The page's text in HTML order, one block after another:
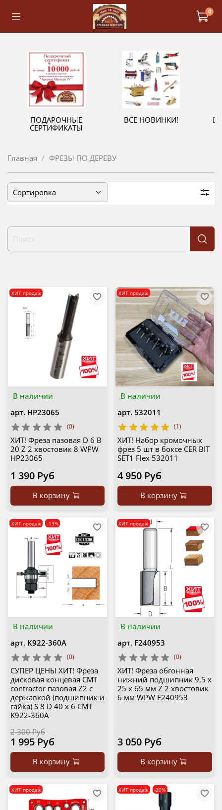
0
ПОДАРОЧНЫЕ
СЕРТИФИКАТЫ
ВСЕ НОВИНКИ!
Главная ФРЕЗЫ ПО ДЕРЕВУ
В наличии
ХИТ продаж
арт. HP23065
(0)
ХИТ! Фреза пазовая D 6 B
20 Z 2 хвостовик 8 WPW
HP23065
1 390 Руб
В корзину
В наличии
ХИТ продаж
арт. 532011
(1)
ХИТ! Набор кромочных
фрез 5 шт в боксе CER BIT
SET1 Flex 532011
4 950 Руб
В корзину
В наличии
ХИТ продаж -13%
арт. K922-360A
(0)
СУПЕР ЦЕНЫ ХИТ! Фреза
дисковая концевая CMT
contractor пазовая Z2 с
державкой (подшипник и
гайка) S 8 D 40 x 6 CMT
K922-360A
2 300 Руб
1 995 Руб
В корзину
В наличии
ХИТ продаж
арт. F240953
(0)
ХИТ! Фреза обгонная
нижний подшипник 9,5 х
25 х 65 мм Z 2 хвостовик
6 мм WPW F240953
3 050 Руб
В корзину
ХИТ продаж ХИТ продаж -20%